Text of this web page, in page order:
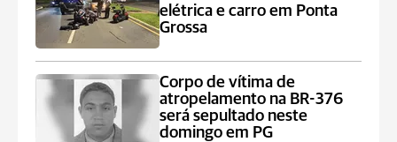
elétrica e carro em Ponta
Grossa
Corpo de vítima de
atropelamento na BR-376
será sepultado neste
domingo em PG